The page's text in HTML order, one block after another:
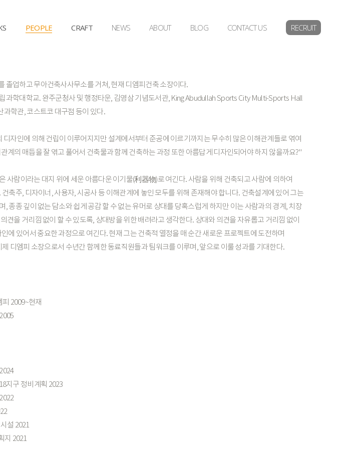
PEOPLE CRAFT NEWS ABOUT BLOG CONTACT US RECRUIT
졸업하고무아건축사사무소를거쳐,현재 디엠피건축소장이다.
과학대학교. 완주군청사 및 행정타운, 김영삼기념도서관, KingAbudullahSports City Multi-Sports Hall
과학관,코스트코 대구점 등이 있다.
디자인에 의해 건립이 이루어지지만 설계에서부터 준공에 이르기까지는무수히 많은이해관계들로 엮여
계의 매듭을잘 엮고 풀어서 건축물과함께 건축하는과정 또한 아름답게 디자인되어야하지 않을까요?"
사람이라는 대지 위에 세운 아름다운이기물(利器物)로여긴다. 사람을 위해 건축되고사람에 의하여
건축주, 디자이너,사용자,시공사등 이해관계에 놓인 모두를 위해 존재해야합니다. 건축설계에 있어 그는
,종종깊이 없는 담소와쉽게 공감할 수없는유머로 상대를 당혹스럽게 하지만 이는 사람과의 경계,치장
의견을 거리낌 없이 할 수있도록, 상대방을위한배려라고 생각한다. 상대와 의견을 자유롭고 거리낌 없이
에 있어서 중요한과정으로 여긴다.현재 그는건축적 열정을 매 순간새로운 프로젝트에 도전하며
디엠피 소장으로서 수년간 함께한동료직원들과 팀워크를 이루며,앞으로 이룰성과를 기대한다.
2009~현재
지구 정비계획 2023
설 2021
지 2021